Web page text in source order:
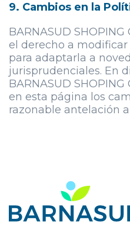
9. Cambios en la
BARNASUD SHOPING
el derecho a
para adaptarla a
jurisprudenciales. En
BARNASUD
en esta página los
razonable antelación